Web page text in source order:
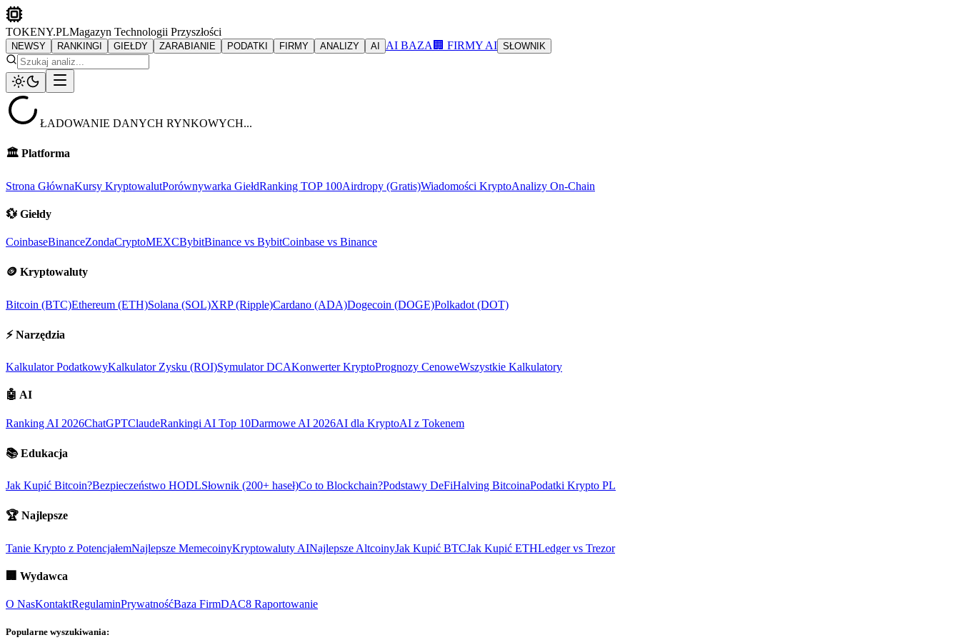
TOKENY.PLMagazyn Technologii Przyszłości
NEWSY RANKINGI GIEŁDY ZARABIANIE PODATKI FIRMY ANALIZY AI AI BAZA 🏢 FIRMY AI SŁOWNIK
ŁADOWANIE DANYCH RYNKOWYCH...
🏛️ Platforma
Strona GłównaKursy KryptowalutPorównywarka GiełdRanking TOP 100Airdropy (Gratis)Wiadomości KryptoAnalizy On-Chain
💱 Giełdy
CoinbaseBinanceZondaCryptoMEXCBybitBinance vs BybitCoinbase vs Binance
🪙 Kryptowaluty
Bitcoin (BTC)Ethereum (ETH)Solana (SOL)XRP (Ripple)Cardano (ADA)Dogecoin (DOGE)Polkadot (DOT)
⚡ Narzędzia
Kalkulator PodatkowyKalkulator Zysku (ROI)Symulator DCAKonwerter KryptoPrognozy CenoweWszystkie Kalkulatory
🤖 AI
Ranking AI 2026ChatGPTClaudeRankingi AI Top 10Darmowe AI 2026AI dla KryptoAI z Tokenem
📚 Edukacja
Jak Kupić Bitcoin?Bezpieczeństwo HODLSłownik (200+ haseł)Co to Blockchain?Podstawy DeFiHalving BitcoinaPodatki Krypto PL
🏆 Najlepsze
Tanie Krypto z PotencjałemNajlepsze MemecoinyKryptowaluty AINajlepsze AltcoinyJak Kupić BTCJak Kupić ETHLedger vs Trezor
🏢 Wydawca
O NasKontaktRegulaminPrywatnośćBaza FirmDAC8 Raportowanie
Popularne wyszukiwania: